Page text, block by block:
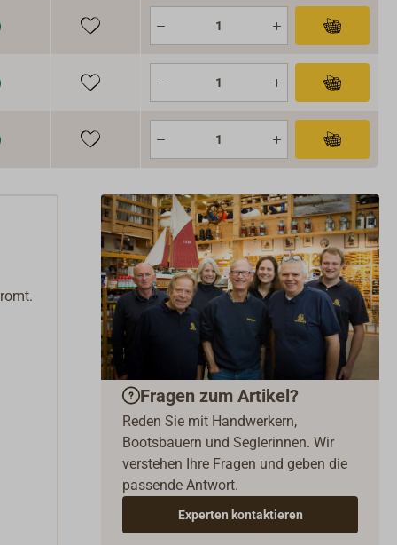
Fragen zum Artikel?
Reden Sie mit Handwerkern,
Bootsbauern und Seglerinnen. Wir
verstehen Ihre Fragen und geben die
passende Antwort.
Experten kontaktieren